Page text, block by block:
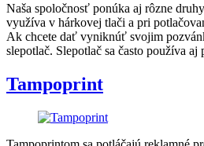
Naša spoločnosť ponúka aj rôzne
využíva v hárkovej tlači a pri
Ak chcete dať vyniknúť svojim
slepotlač. Slepotlač sa často používa
Tampoprint